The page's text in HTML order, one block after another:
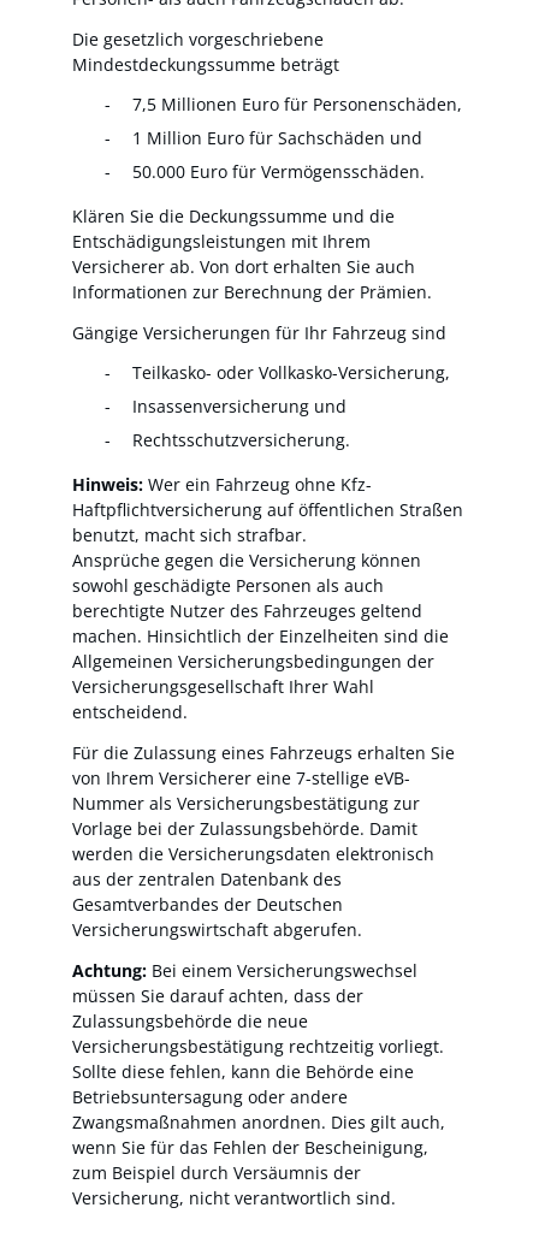
Die gesetzlich vorgeschriebene
Mindestdeckungssumme beträgt
7,5 Millionen Euro für Personenschäden,
1 Million Euro für Sachschäden und
50.000 Euro für Vermögensschäden.
Klären Sie die Deckungssumme und die
Entschädigungsleistungen mit Ihrem
Versicherer ab. Von dort erhalten Sie auch
Informationen zur Berechnung der Prämien.
Gängige Versicherungen für Ihr Fahrzeug sind
Teilkasko- oder Vollkasko-Versicherung,
Insassenversicherung und
Rechtsschutzversicherung.
Hinweis: Wer ein Fahrzeug ohne Kfz-
Haftpflichtversicherung auf öffentlichen Straßen
benutzt, macht sich strafbar.
Ansprüche gegen die Versicherung können
sowohl geschädigte Personen als auch
berechtigte Nutzer des Fahrzeuges geltend
machen. Hinsichtlich der Einzelheiten sind die
Allgemeinen Versicherungsbedingungen der
Versicherungsgesellschaft Ihrer Wahl
entscheidend.
Für die Zulassung eines Fahrzeugs erhalten Sie
von Ihrem Versicherer eine 7-stellige eVB-
Nummer als Versicherungsbestätigung zur
Vorlage bei der Zulassungsbehörde. Damit
werden die Versicherungsdaten elektronisch
aus der zentralen Datenbank des
Gesamtverbandes der Deutschen
Versicherungswirtschaft abgerufen.
Achtung: Bei einem Versicherungswechsel
müssen Sie darauf achten, dass der
Zulassungsbehörde die neue
Versicherungsbestätigung rechtzeitig vorliegt.
Sollte diese fehlen, kann die Behörde eine
Betriebsuntersagung oder andere
Zwangsmaßnahmen anordnen. Dies gilt auch,
wenn Sie für das Fehlen der Bescheinigung,
zum Beispiel durch Versäumnis der
Versicherung, nicht verantwortlich sind.